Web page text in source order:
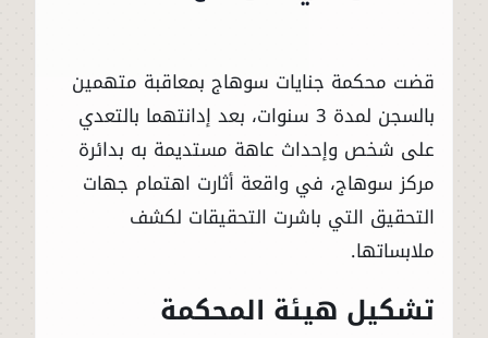
قضت محكمة جنايات سوهاج بمعاقبة متهمين
بالسجن لمدة 3 سنوات، بعد إدانتهما بالتعدي
على شخص وإحداث عاهة مستديمة به بدائرة
مركز سوهاج، في واقعة أثارت اهتمام جهات
التحقيق التي باشرت التحقيقات لكشف
ملابساتها.
تشكيل هيئة المحكمة